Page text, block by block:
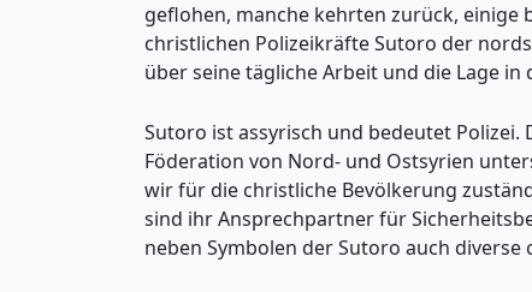
geflohen, manche kehrten zurück, einige
christlichen Polizeikräfte Sutoro der
über seine tägliche Arbeit und die Lage
Sutoro ist assyrisch und bedeutet
Föderation von Nord- und Ostsyrien
wir für die christliche Bevölkerung
sind ihr Ansprechpartner für
neben Symbolen der Sutoro auch diverse